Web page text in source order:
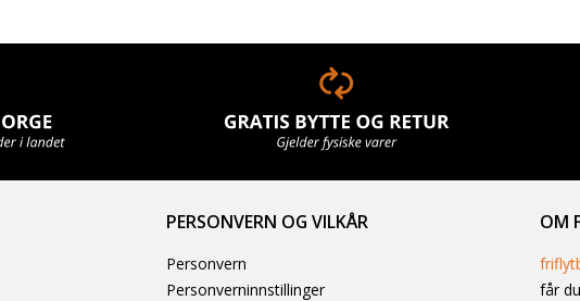
PERSONVERN OG VILKÅR
Personvern
Personverninnstillinger
OM
får